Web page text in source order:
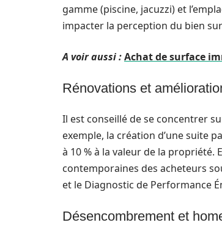
gamme (piscine, jacuzzi) et
impacter la perception du bien
A voir aussi :Achat de surface
Rénovations et
Il est conseillé de se concentrer
exemple, la création d’une suite
à 10 % à la valeur de la
contemporaines des acheteurs
et le Diagnostic de Performance
Désencombrement et